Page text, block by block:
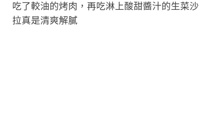
吃了較油的烤肉，再吃淋上酸甜醬汁的生菜沙
拉真是清爽解膩